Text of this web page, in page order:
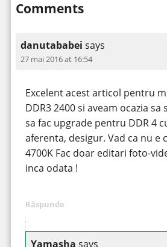
Comments
danutababei says
27 mai 2016 at 16:54
Excelent acest articol pentru
DDR3 2400 si aveam ocazia
sa fac upgrade pentru DDR 4
aferenta, desigur. Vad ca nu e
4700K Fac doar editari foto-
inca odata !
Răspunde
Yamasha says